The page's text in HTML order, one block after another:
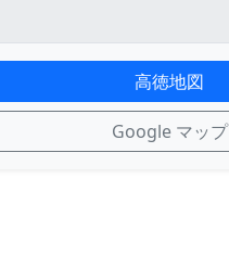
高徳地図
Google マップ